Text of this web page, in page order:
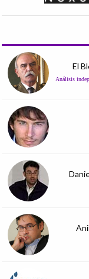
El
Análisis